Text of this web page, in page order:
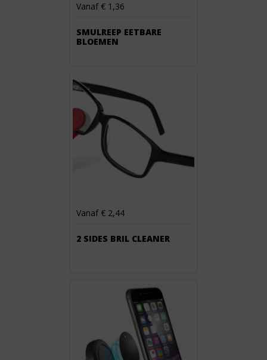
Vanaf € 1,36
SMULREEP EETBARE
BLOEMEN
Vanaf € 2,44
2 SIDES BRIL CLEANER